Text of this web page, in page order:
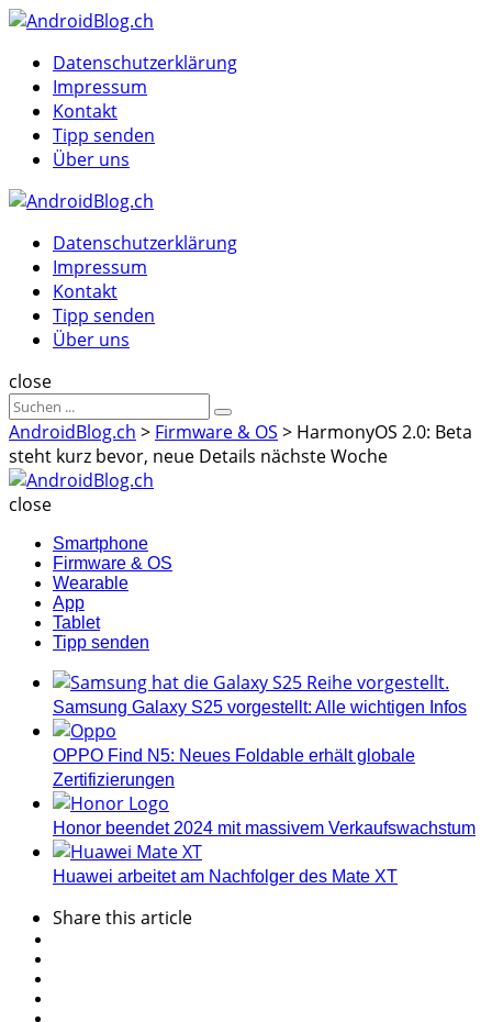
Menu
MenuDatenschutzerklärung
Impressum
Kontakt
Tipp senden
Über uns
Datenschutzerklärung
Impressum
Kontakt
Tipp senden
Über uns
Suche
close
Sucheergebnisse
für
Suche
AndroidBlog.ch > Firmware & OS > HarmonyOS 2.0: Beta
steht kurz bevor, neue Details nächste Woche
close
Smartphone
Firmware & OS
Wearable
App
Tablet
Tipp senden
Samsung Galaxy S25 vorgestellt: Alle wichtigen Infos
OPPO Find N5: Neues Foldable erhält globale
Zertifizierungen
Honor beendet 2024 mit massivem Verkaufswachstum
Huawei arbeitet am Nachfolger des Mate XT
Sharethis article